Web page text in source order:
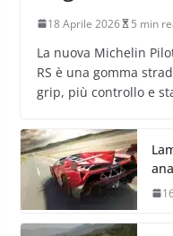
18 Aprile 2026 5 min
La nuova Michelin
RS è una gomma
grip, più controllo e